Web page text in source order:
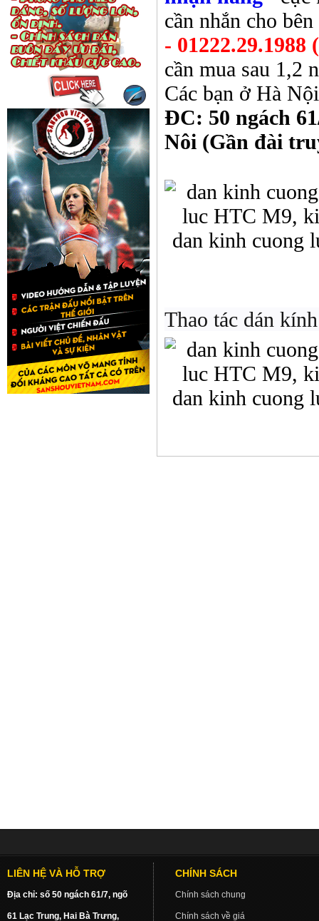
cần nhắn cho
-
cần mua sau 1,2
Các bạn ở Hà
ĐC: 50 ngách
Nôi (Gần đài
Thao tác dán
LIÊN HỆ VÀ HỖ TRỢ
Địa chỉ: số 50 ngách 61/7, ngõ
61 Lạc Trung, Hai Bà Trưng,
CHÍNH SÁCH
Chính sách chung
Chính sách về giá